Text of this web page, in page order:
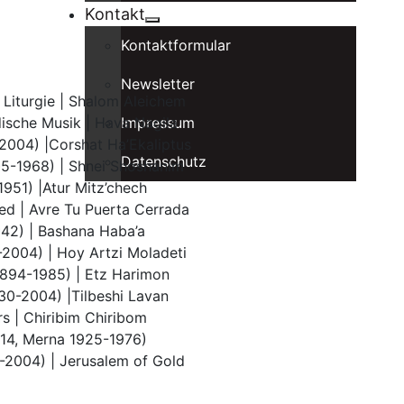
Kontakt
Kontaktformular
Newsletter
Impressum
Datenschutz
| Shalom Aleichem
Musik | Hava Nagila
|Corshat Ha’Ekaliptus
1968) | Shnei Shoshanim
|Atur Mitz’chech
| Avre Tu Puerta Cerrada
| Bashana Haba’a
2004) | Hoy Artzi Moladeti
1985) | Etz Harimon
2004) |Tilbeshi Lavan
| Chiribim Chiribom
Merna 1925-1976)
2004) | Jerusalem of Gold